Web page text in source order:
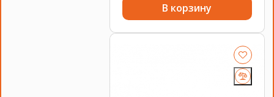
В корзину